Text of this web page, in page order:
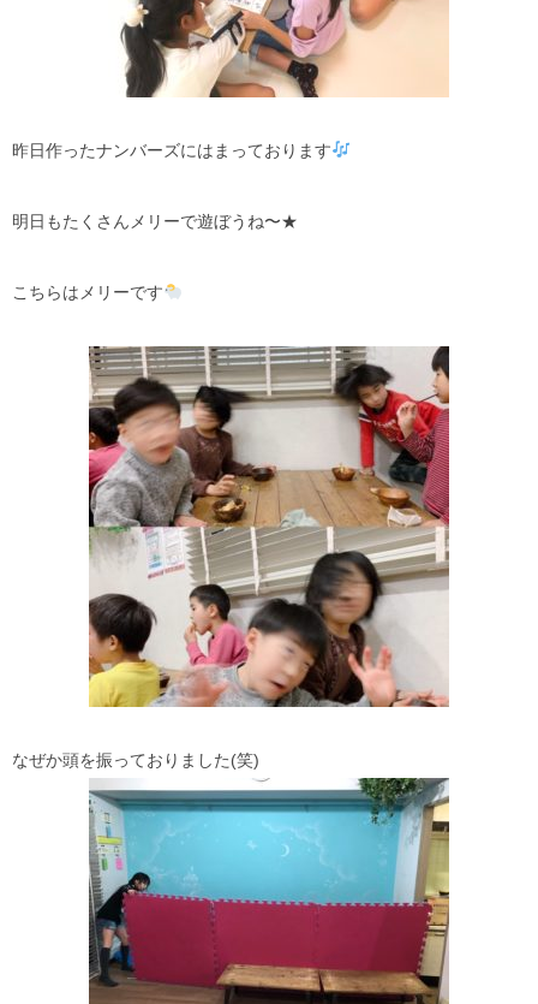
昨日作ったナンバーズにはまっております
明日もたくさんメリーで遊ぼうね〜★
こちらはメリーです
なぜか頭を振っておりました(笑)